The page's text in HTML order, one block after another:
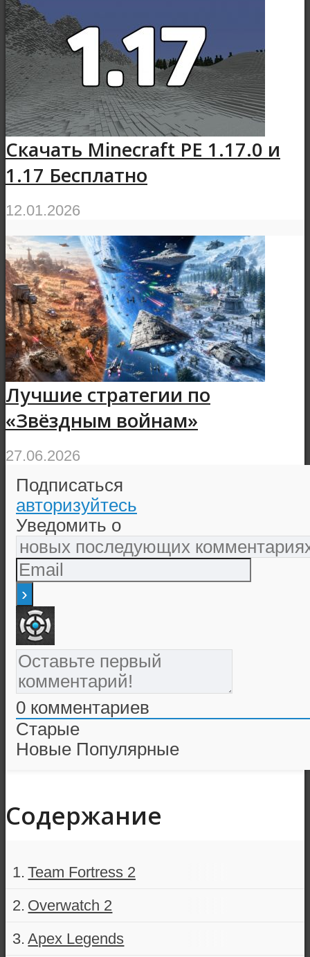
Скачать Minecraft PE 1.17.0 и
1.17 Бесплатно
12.01.2026
Лучшие стратегии по
«Звёздным войнам»
27.06.2026
Подписаться
авторизуйтесь
Уведомить о
0 комментариев
Старые
Новые Популярные
Содержание
Team Fortress 2
Overwatch 2
Apex Legends